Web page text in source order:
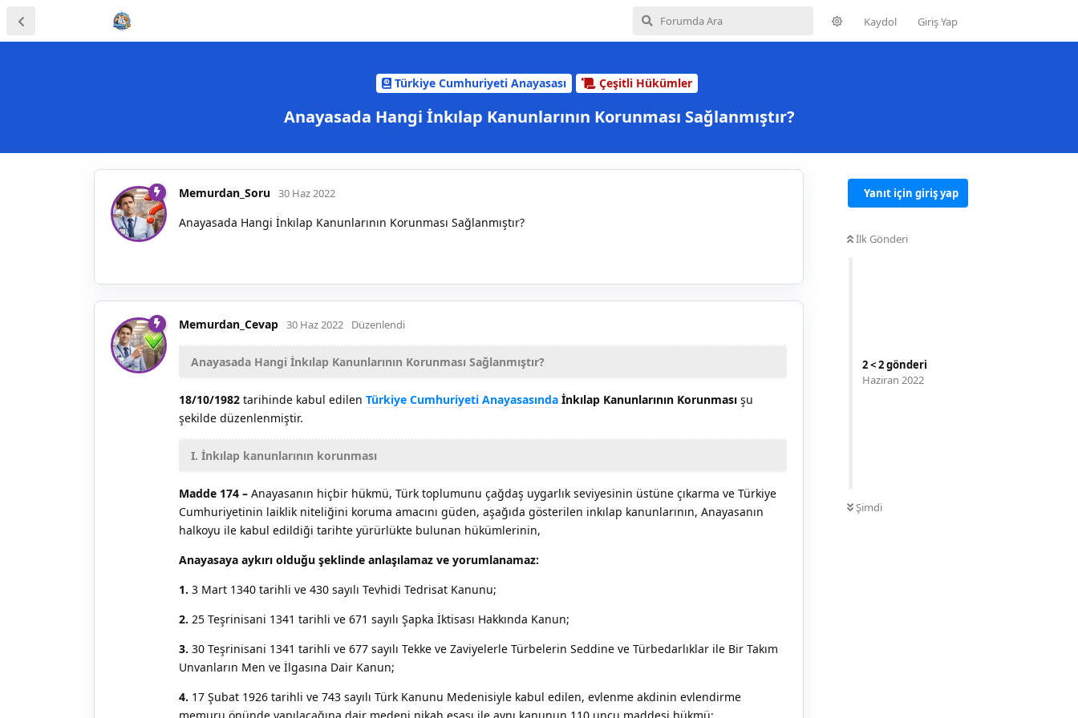
Kaydol Giriş Yap
Türkiye Cumhuriyeti Anayasası Çeşitli Hükümler
Anayasada Hangi İnkılap Kanunlarının Korunması Sağlanmıştır?
Yanıt için giriş yap
İlk Gönderi
2<2gönderi
Haziran 2022
Şimdi
Memurdan_Soru 30 Haz 2022
Anayasada Hangi İnkılap Kanunlarının Korunması Sağlanmıştır?
Memurdan_Cevap 30 Haz 2022 Düzenlendi
Anayasada Hangi İnkılap Kanunlarının Korunması Sağlanmıştır?
18/10/1982 tarihinde kabul edilen Türkiye Cumhuriyeti Anayasasında İnkılap Kanunlarının Korunması şu
şekilde düzenlenmiştir.
I. İnkılap kanunlarının korunması
Madde 174 – Anayasanın hiçbir hükmü, Türk toplumunu çağdaş uygarlık seviyesinin üstüne çıkarma ve Türkiye
Cumhuriyetinin laiklik niteliğini koruma amacını güden, aşağıda gösterilen inkılap kanunlarının, Anayasanın
halkoyu ile kabul edildiği tarihte yürürlükte bulunan hükümlerinin,
Anayasaya aykırı olduğu şeklinde anlaşılamaz ve yorumlanamaz:
1. 3 Mart 1340 tarihli ve 430 sayılı Tevhidi Tedrisat Kanunu;
2. 25 Teşrinisani 1341 tarihli ve 671 sayılı Şapka İktisası Hakkında Kanun;
3. 30 Teşrinisani 1341 tarihli ve 677 sayılı Tekke ve Zaviyelerle Türbelerin Seddine ve Türbedarlıklar ile Bir Takım
Unvanların Men ve İlgasına Dair Kanun;
4. 17 Şubat 1926 tarihli ve 743 sayılı Türk Kanunu Medenisiyle kabul edilen, evlenme akdinin evlendirme